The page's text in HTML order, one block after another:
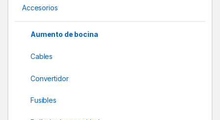
Accesorios
Aumento de bocina
Cables
Convertidor
Fusibles